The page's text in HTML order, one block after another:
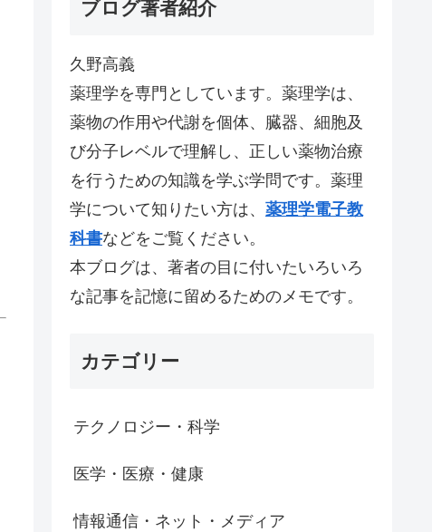
ブログ著者紹介
久野高義
薬理学を専門としています。薬理学は、
薬物の作用や代謝を個体、臓器、細胞及
び分子レベルで理解し、正しい薬物治療
を行うための知識を学ぶ学問です。薬理
学について知りたい方は、 薬理学電子教
科書などをご覧ください。
本ブログは、著者の目に付いたいろいろ
な記事を記憶に留めるためのメモです。
カテゴリー
テクノロジー・科学
医学・医療・健康
情報通信・ネット・メディア